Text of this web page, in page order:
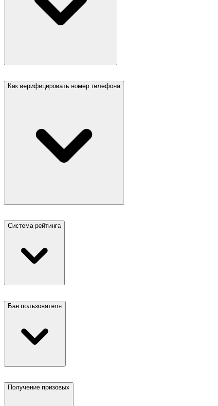
Как верифицировать номер телефона
Система рейтинга
Бан пользователя
Получение призовых